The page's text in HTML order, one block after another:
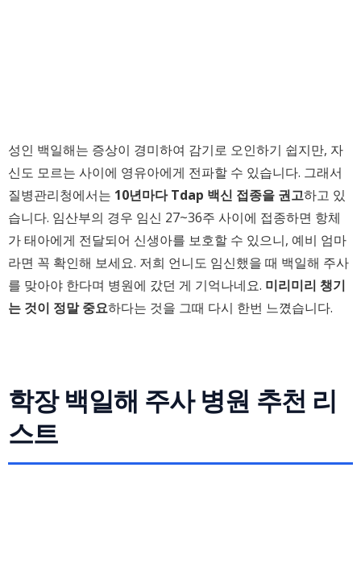
성인 백일해는 증상이 경미하여 감기로 오인하기 쉽지만, 자
신도 모르는 사이에 영유아에게 전파할 수 있습니다. 그래서
질병관리청에서는 10년마다 Tdap 백신 접종을 권고하고 있
습니다. 임산부의 경우 임신 27~36주 사이에 접종하면 항체
가 태아에게 전달되어 신생아를 보호할 수 있으니, 예비 엄마
라면 꼭 확인해 보세요. 저희 언니도 임신했을 때 백일해 주사
를 맞아야 한다며 병원에 갔던 게 기억나네요. 미리미리 챙기
는 것이 정말 중요하다는 것을 그때 다시 한번 느꼈습니다.
학장 백일해 주사 병원 추천 리
스트